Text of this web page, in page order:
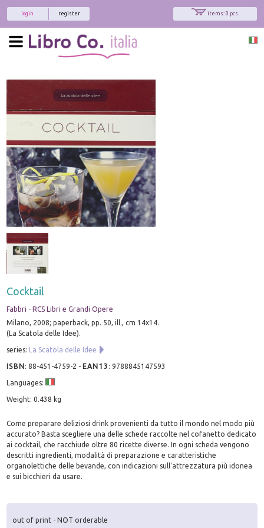
items: 0 pcs.
register
login
Cocktail
Fabbri - RCS Libri e Grandi Opere
Milano, 2008; paperback, pp. 50, ill., cm 14x14.
(La Scatola delle Idee).
series: La Scatola delle Idee
ISBN:88-451-4759-2 - EAN13 :9788845147593
Languages:
Weight: 0.438 kg
Come preparare deliziosi drink provenienti da tutto il mondo nel modo più
accurato? Basta scegliere una delle schede raccolte nel cofanetto dedicato
ai cocktail, che racchiude oltre 80 ricette diverse. In ogni scheda vengono
descritti ingredienti, modalità di preparazione e caratteristiche
organolettiche delle bevande, con indicazioni sull'attrezzatura più idonea
e sui bicchieri da usare.
out of print - NOT orderable